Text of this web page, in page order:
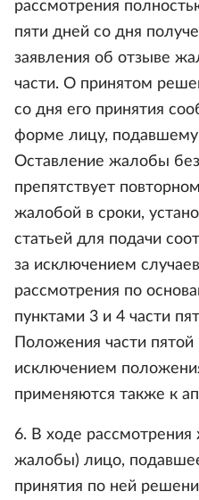
рассмотрения
пяти дней со дня
заявления об отзыве
части. О принятом
со дня его принятия
форме лицу,
Оставление жалобы
препятствует
жалобой в сроки,
статьей для подачи
за исключением
рассмотрения по
пунктами 3 и 4 части
Положения части пятой
исключением
применяются также к
6. В ходе
жалобы) лицо,
принятия по ней